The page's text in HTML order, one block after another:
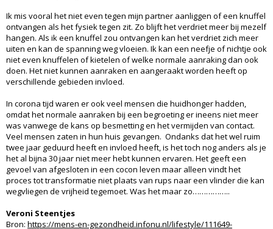
Ik mis vooral het niet even tegen mijn partner aanliggen of een knuffel
ontvangen als het fysiek tegen zit. Zo blijft het verdriet meer bij mezelf
hangen. Als ik een knuffel zou ontvangen kan het verdriet zich meer
uiten en kan de spanning weg vloeien. Ik kan een neefje of nichtje ook
niet even knuffelen of kietelen of welke normale aanraking dan ook
doen. Het niet kunnen aanraken en aangeraakt worden heeft op
verschillende gebieden invloed.
In corona tijd waren er ook veel mensen die huidhonger hadden,
omdat het normale aanraken bij een begroeting er ineens niet meer
was vanwege de kans op besmetting en het vermijden van contact.
Veel mensen zaten in hun huis gevangen. Ondanks dat het wel ruim
twee jaar geduurd heeft en invloed heeft, is het toch nog anders als je
het al bijna 30 jaar niet meer hebt kunnen ervaren. Het geeft een
gevoel van afgesloten in een cocon leven maar alleen vindt het
proces tot transformatie niet plaats van rups naar een vlinder die kan
wegvliegen de vrijheid tegemoet. Was het maar zo……………..
Veroni Steentjes
Bron: https://mens-en-gezondheid.infonu.nl/lifestyle/111649-